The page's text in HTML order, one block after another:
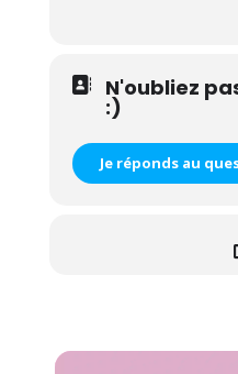
N'oubliez
:)
Je réponds au